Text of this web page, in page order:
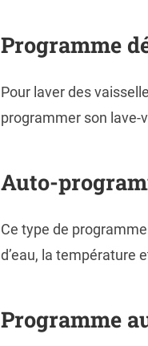
Programme
Pour laver des
programmer son lave-
Auto-
Ce type de
d’eau, la température
Programme